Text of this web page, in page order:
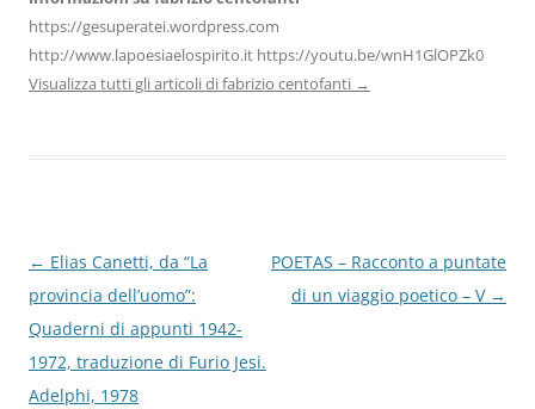
https://gesuperatei.wordpress.com
http://www.lapoesiaelospirito.it https://youtu.be/wnH1GlOPZk0
Visualizza tutti gli articoli di fabrizio centofanti →
Navigazione
articolo
← Elias Canetti, da “La
provincia dell’uomo”:
Quaderni di appunti 1942-
1972, traduzione di Furio Jesi.
Adelphi, 1978
POETAS – Racconto a puntate
di un viaggio poetico – V →